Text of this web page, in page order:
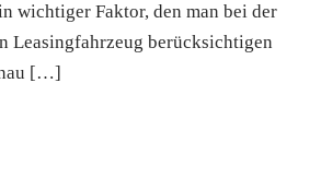
wichtiger Faktor, den man bei der
Leasingfahrzeug berücksichtigen
[…]